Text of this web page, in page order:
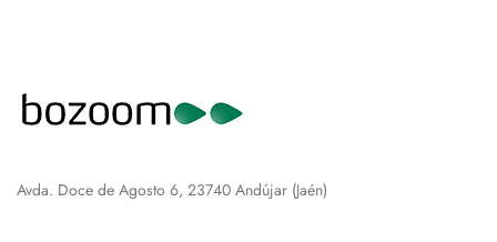
Avda. Doce de Agosto 6, 23740 Andújar (Jaén)